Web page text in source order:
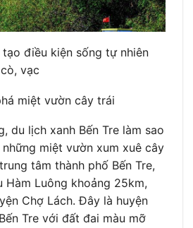
tạo điều kiện sống tự nhiên
vạc
miệt vườn cây trái
du lịch xanh Bến Tre làm sao
miệt vườn xum xuê cây
tâm thành phố Bến Tre,
Luông khoảng 25km,
Chợ Lách. Đây là huyện
Tre với đất đai màu mỡ